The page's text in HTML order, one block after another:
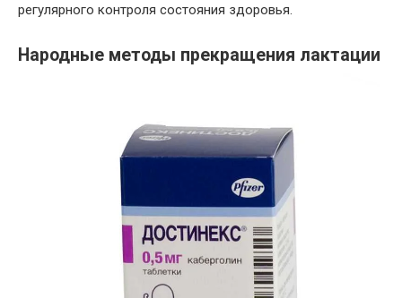
регулярного контроля состояния здоровья.
Народные методы прекращения лактации